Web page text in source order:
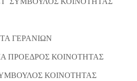
ΓΕΡΑΝΙΩΝ
ΠΡΟΕΔΡΟΣ ΚΟΙΝΟΤΗΤΑΣ
ΚΟΙΝΟΤΗΤΑΣ